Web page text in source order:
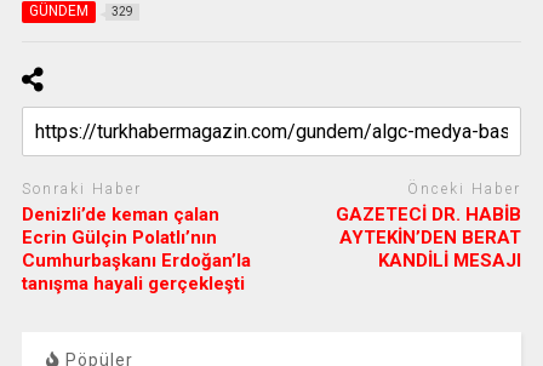
GÜNDEM 329
Sonraki Haber
Denizli’de keman çalan
Ecrin Gülçin Polatlı’nın
Cumhurbaşkanı Erdoğan’la
tanışma hayali gerçekleşti
Önceki Haber
GAZETECİ DR. HABİB
AYTEKİN’DEN BERAT
KANDİLİ MESAJI
Pöpüler